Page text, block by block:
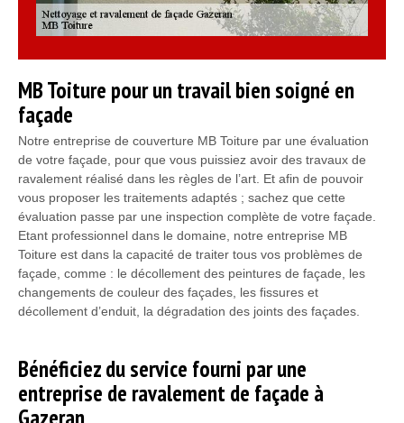
MB Toiture pour un travail bien soigné en
façade
Notre entreprise de couverture MB Toiture par une évaluation
de votre façade, pour que vous puissiez avoir des travaux de
ravalement réalisé dans les règles de l’art. Et afin de pouvoir
vous proposer les traitements adaptés ; sachez que cette
évaluation passe par une inspection complète de votre façade.
Etant professionnel dans le domaine, notre entreprise MB
Toiture est dans la capacité de traiter tous vos problèmes de
façade, comme : le décollement des peintures de façade, les
changements de couleur des façades, les fissures et
décollement d’enduit, la dégradation des joints des façades.
Bénéficiez du service fourni par une
entreprise de ravalement de façade à